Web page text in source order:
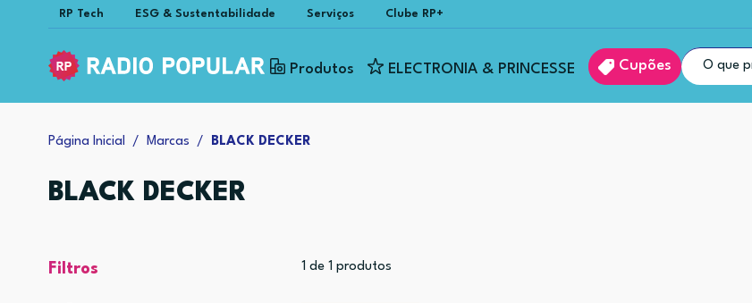
RP Tech ESG & Sustentabilidade Serviços Clube RP+
Produtos ELECTRONIA & PRINCESSE Cupões
Página Inicial Marcas BLACK DECKER
BLACK DECKER
Filtros 1 de 1 produtos